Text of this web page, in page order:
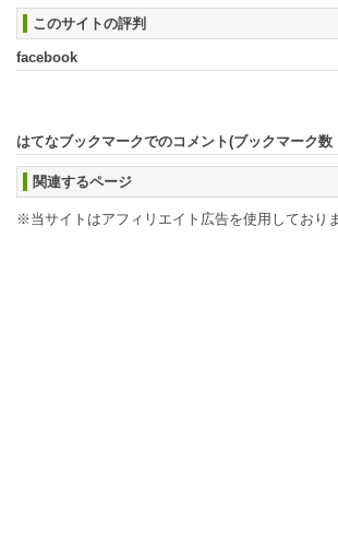
このサイトの評判
facebook
はてなブックマークでのコメント(ブックマーク数
関連するページ
※当サイトはアフィリエイト広告を使用しておりま